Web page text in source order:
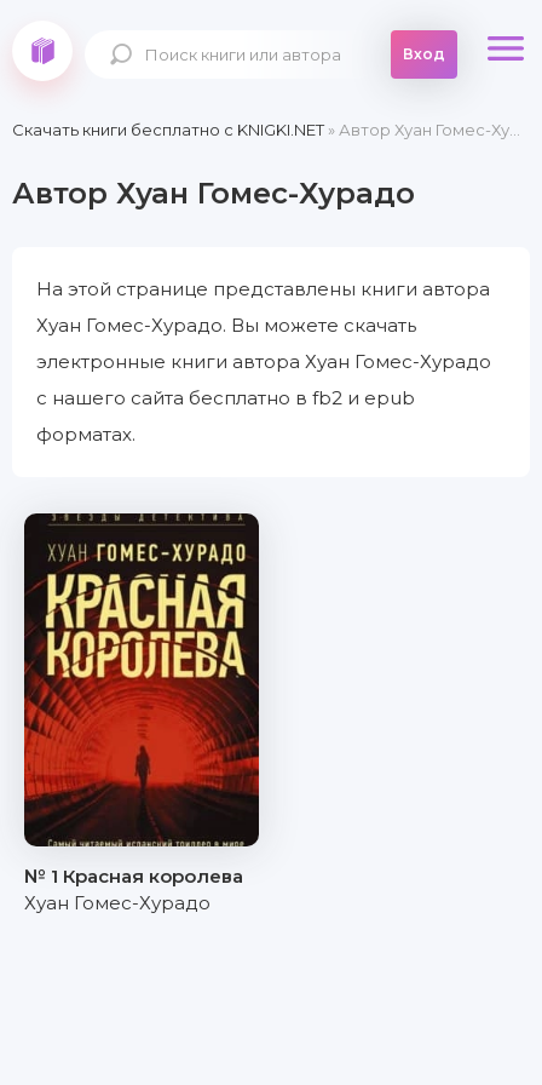
Вход
Скачать книги бесплатно c KNIGKI.NET» Автор Хуан Гомес-Хурадо
Автор Хуан Гомес-Хурадо
На этой странице представлены книги автора
Хуан Гомес-Хурадо. Вы можете скачать
электронные книги автора Хуан Гомес-Хурадо
с нашего сайта бесплатно в fb2 и epub
форматах.
№ 1 Красная королева
Хуан Гомес-Хурадо